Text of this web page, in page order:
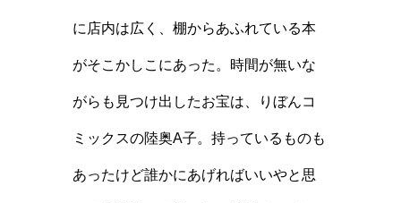
に店内は広く、棚からあふれている本
がそこかしこにあった。時間が無いな
がらも見つけ出したお宝は、りぼんコ
ミックスの陸奥A子。持っているものも
あったけど誰かにあげればいいやと思